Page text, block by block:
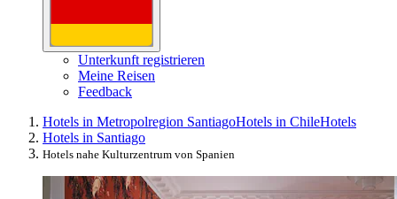
Unterkunft registrieren
Meine Reisen
Feedback
Hotels in Metropolregion SantiagoHotels in ChileHotels
Hotels in Santiago
Hotels nahe Kulturzentrum von Spanien